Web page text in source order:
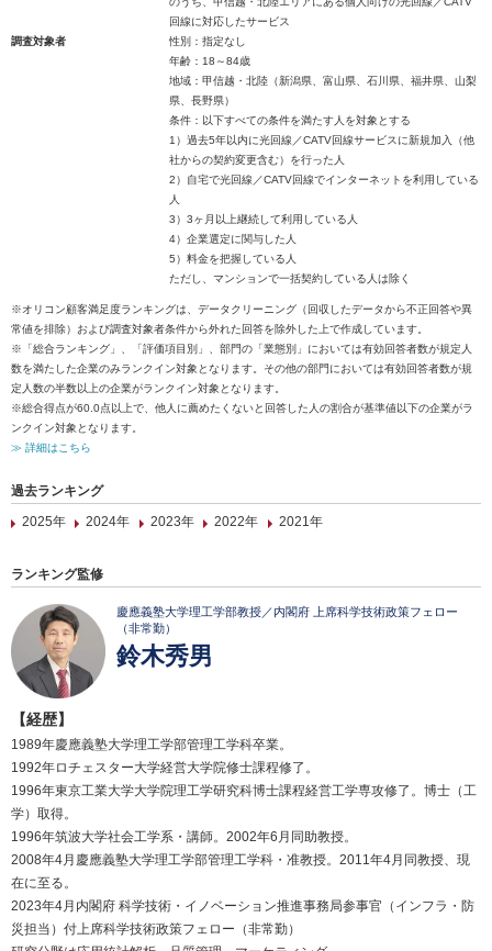
回線に対応したサービス
調査対象者
性別：指定なし
年齢：18～84歳
地域：甲信越・北陸（新潟県、富山県、石川県、福井県、山梨
県、長野県）
条件：以下すべての条件を満たす人を対象とする
1）過去5年以内に光回線／CATV回線サービスに新規加入（他
社からの契約変更含む）を行った人
2）自宅で光回線／CATV回線でインターネットを利用している
人
3）3ヶ月以上継続して利用している人
4）企業選定に関与した人
5）料金を把握している人
ただし、マンションで一括契約している人は除く
※オリコン顧客満足度ランキングは、データクリーニング（回収したデータから不正回答や異
常値を排除）および調査対象者条件から外れた回答を除外した上で作成しています。
※「総合ランキング」、「評価項目別」、部門の「業態別」においては有効回答者数が規定人
数を満たした企業のみランクイン対象となります。その他の部門においては有効回答者数が規
定人数の半数以上の企業がランクイン対象となります。
※総合得点が60.0点以上で、他人に薦めたくないと回答した人の割合が基準値以下の企業がラ
ンクイン対象となります。
≫ 詳細はこちら
過去ランキング
2025年
2024年 2023年 2022年 2021年
ランキング監修
慶應義塾大学理工学部教授／内閣府 上席科学技術政策フェロー
（非常勤）
鈴木秀男
【経歴】
1989年慶應義塾大学理工学部管理工学科卒業。
1992年ロチェスター大学経営大学院修士課程修了。
1996年東京工業大学大学院理工学研究科博士課程経営工学専攻修了。博士（工
学）取得。
1996年筑波大学社会工学系・講師。2002年6月同助教授。
2008年4月慶應義塾大学理工学部管理工学科・准教授。2011年4月同教授、現
在に至る。
2023年4月内閣府 科学技術・イノベーション推進事務局参事官（インフラ・防
災担当）付上席科学技術政策フェロー（非常勤）